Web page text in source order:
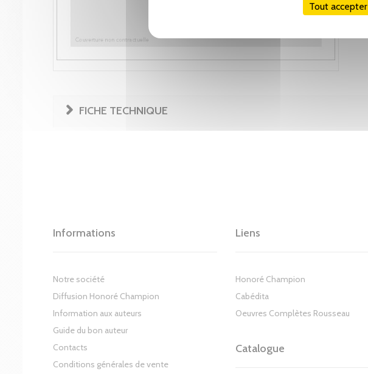
Tout accepter
FICHE TECHNIQUE
Informations
Notre société
Diffusion Honoré Champion
Information aux auteurs
Guide du bon auteur
Contacts
Conditions générales de vente
Liens
Honoré Champion
Cabédita
Oeuvres Complètes Rousseau
Catalogue